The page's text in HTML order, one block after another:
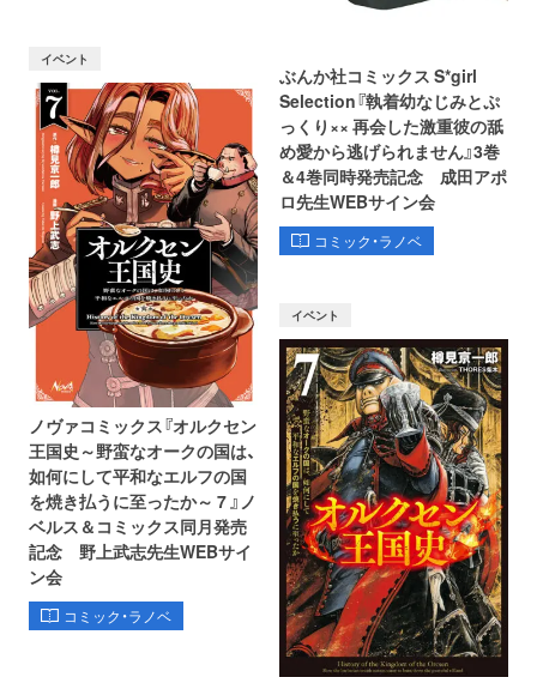
ぶんか社コミックス S*girl
Selection『執着幼なじみとぷ
っくり×× 再会した激重彼の舐
め愛から逃げられません』3巻
＆4巻同時発売記念 成田アポ
ロ先生WEBサイン会
コミック・ラノベ
イベント
ノヴァコミックス『オルクセン
王国史～野蛮なオークの国は、
如何にして平和なエルフの国
を焼き払うに至ったか～ 7 』ノ
ベルス＆コミックス同月発売
記念 野上武志先生WEBサイ
ン会
コミック・ラノベ
イベント